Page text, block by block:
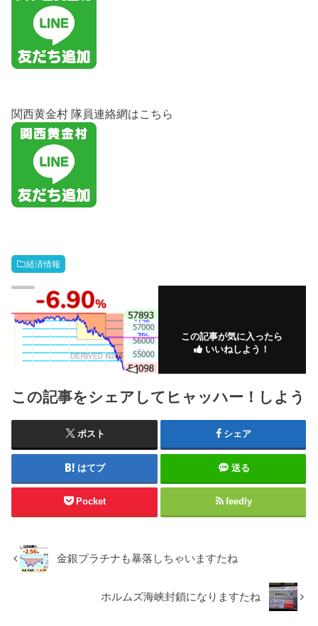
関西黄金村 隊員連絡網はこちら
経済情報
この記事が気に入ったら
いいねしよう！
この記事をシェアしてヒャッハー！しよう
ポスト シェア
はてブ 送る
Pocket feedly
金銀プラチナも暴落しちゃいますたね
ホルムズ海峡封鎖になりますたね